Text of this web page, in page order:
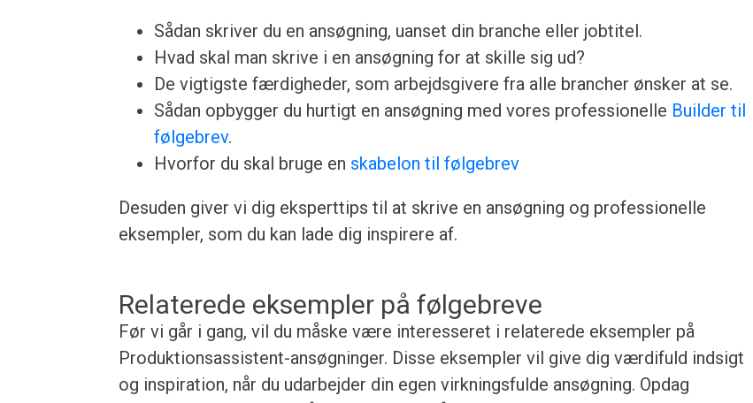
Sådan skriver du en ansøgning, uanset din branche eller jobtitel.
Hvad skal man skrive i en ansøgning for at skille sig ud?
De vigtigste færdigheder, som arbejdsgivere fra alle brancher ønsker at se.
Sådan opbygger du hurtigt en ansøgning med vores professionelle Builder til
følgebrev.
Hvorfor du skal bruge en skabelon til følgebrev
Desuden giver vi dig eksperttips til at skrive en ansøgning og professionelle
eksempler, som du kan lade dig inspirere af.
Relaterede eksempler på følgebreve
Før vi går i gang, vil du måske være interesseret i relaterede eksempler på
Produktionsassistent-ansøgninger. Disse eksempler vil give dig værdifuld indsigt
og inspiration, når du udarbejder din egen virkningsfulde ansøgning. Opdag